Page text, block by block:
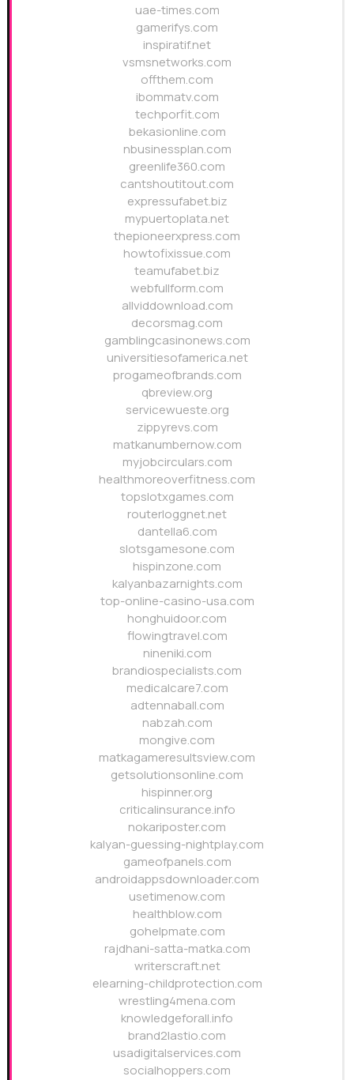
uae-times.com
gamerifys.com
inspiratif.net
vsmsnetworks.com
offthem.com
ibommatv.com
techporfit.com
bekasionline.com
nbusinessplan.com
greenlife360.com
cantshoutitout.com
expressufabet.biz
mypuertoplata.net
thepioneerxpress.com
howtofixissue.com
teamufabet.biz
webfullform.com
allviddownload.com
decorsmag.com
gamblingcasinonews.com
universitiesofamerica.net
progameofbrands.com
qbreview.org
servicewueste.org
zippyrevs.com
matkanumbernow.com
myjobcirculars.com
healthmoreoverfitness.com
topslotxgames.com
routerloggnet.net
dantella6.com
slotsgamesone.com
hispinzone.com
kalyanbazarnights.com
top-online-casino-usa.com
honghuidoor.com
flowingtravel.com
nineniki.com
brandiospecialists.com
medicalcare7.com
adtennaball.com
nabzah.com
mongive.com
matkagameresultsview.com
getsolutionsonline.com
hispinner.org
criticalinsurance.info
nokariposter.com
kalyan-guessing-nightplay.com
gameofpanels.com
androidappsdownloader.com
usetimenow.com
healthblow.com
gohelpmate.com
rajdhani-satta-matka.com
writerscraft.net
elearning-childprotection.com
wrestling4mena.com
knowledgeforall.info
brand2lastio.com
usadigitalservices.com
socialhoppers.com